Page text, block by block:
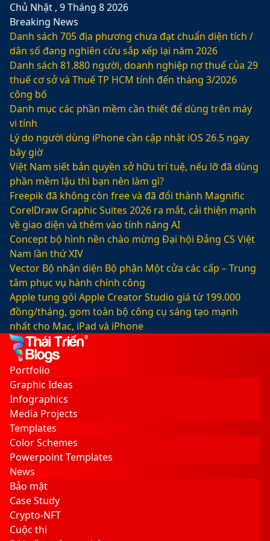
Chủ Nhật , 9 Tháng 8 2026
Breaking News
Danh sách 705 địa phương chưa đạt chuẩn diện tích /
dân số đang nghiên cứu sắp xếp lại năm 2026
Danh sách 81.880‬ người, doanh nghiệp nợ thuế của 29
thuế cơ sở và Thuế TP HCM tính đến tháng 3/2026
công bố
Danh mục các phần mềm cần thiết để dùng trên máy
vi tính
Lý do người dùng iPhone cần cập nhật iOS 26.5 ngay
bây giờ
Việt Nam siết bản quyền sở hữu trí tuệ, nếu lỡ đã dùng
phần mềm lậu thì bạn nên làm gì?
Freepik đã không còn free và đã đổi thành Magnific
CorelDraw Graphic Suites 2026 ra mắt, cải thiện mạnh
về giao diện và thêm vào tính năng AI
Concept bộ hình nền chào mừng Đại hội Đảng CS Việt
Nam lần thứ XIV
Vector Bộ nhận diện Bộ phận Một cửa các cấp – Trung
tâm phục vụ hành chính công
Apple tung gói Apple Creator Studio giá từ 199.000
đồng/tháng, gom toàn bộ công cụ sáng tạo mạnh
nhất cho Mac, iPad và iPhone
Facebook
X
LinkedIn
YouTube
Google
Play
Sidebar
Switch
skin
Portfolio
Graphic Ideas
Infographics
Media Projects
Templates
Color Schemes
Powerpoint Templates
News
Bảo mật
Case Study
Crypto-NFT
Cuộc thi